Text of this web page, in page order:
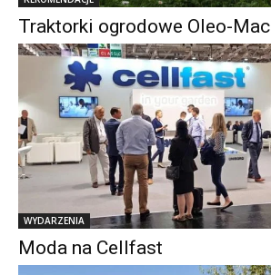
Traktorki ogrodowe Oleo-Mac
WYDARZENIA
Moda na Cellfast